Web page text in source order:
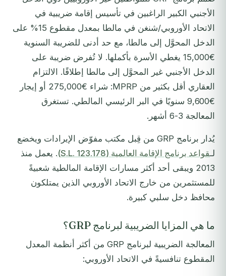
الأجنبي الكبير الراغبين في تأسيس إقامة ضريبية في
الاتحاد الأوروبي/شنغن في مالطا بمعدل مقطوع 15% على
الدخل المحوَّل إلى مالطا، مع حد أدنى للضريبة السنوية
€15,000 يغطي الأسرة بأكملها. لا تُفرض ضريبة على
الدخل الأجنبي غير المحوَّل إلى مالطا إطلاقًا. الالتزام
العقاري أقل بكثير من MPRP: شراء €275,000 أو إيجار
€9,600 سنويًا في البر الرئيسي المالطي. تستغرق
المعالجة 3-6 أشهر.
يُدار برنامج GRP من قِبل مكتب مفوّض الإيرادات ويخضع
لـقواعد برنامج الإقامة العالمية (S.L. 123.178)
. يعمل منذ
2013 ويبقى أحد أكثر مسارات الإقامة المالطية شعبيةً
للمستثمرين من خارج الاتحاد الأوروبي الذين يمتلكون
محافظ دخل سلبي كبيرة.
ما هي المزايا الضريبية لبرنامج GRP؟
المعالجة الضريبية لبرنامج GRP من أكثر أنظمة المعدل
المقطوع تنافسيةً في الاتحاد الأوروبي: